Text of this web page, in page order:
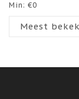
Min: €0
Meest